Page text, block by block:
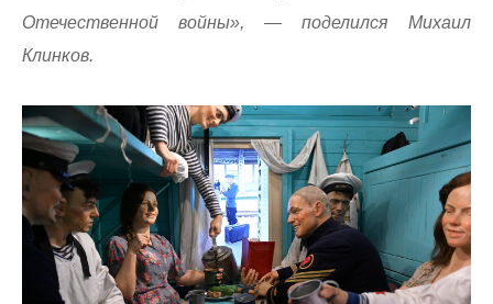
Отечественной войны», — поделился Михаил
Клинков.